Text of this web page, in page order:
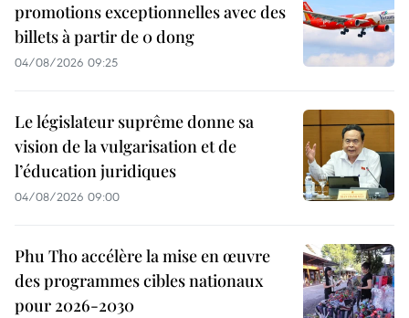
promotions exceptionnelles avec des
billets à partir de 0 dong
04/08/2026 09:25
Le législateur suprême donne sa
vision de la vulgarisation et de
l’éducation juridiques
04/08/2026 09:00
Phu Tho accélère la mise en œuvre
des programmes cibles nationaux
pour 2026-2030